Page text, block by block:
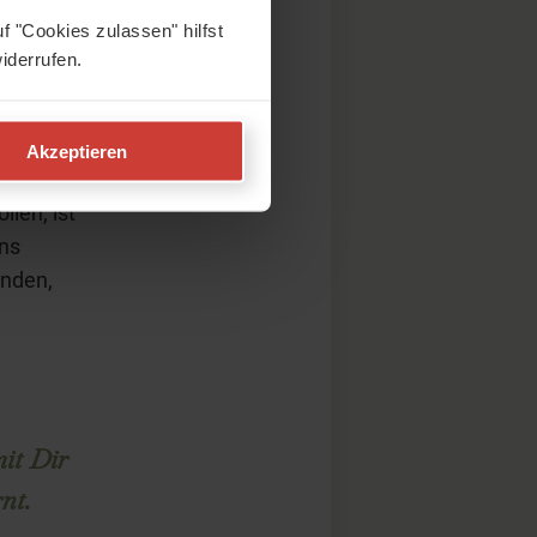
"Cookies zulassen" hilfst
Akzeptieren
Yoga
Tiefen.
ist
Dir